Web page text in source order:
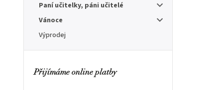
Paní učitelky, páni učitelé
Vánoce
Výprodej
Přijímáme online platby